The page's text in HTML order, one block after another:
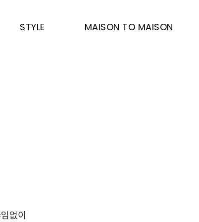
STYLE MAISON TO MAISON
없이